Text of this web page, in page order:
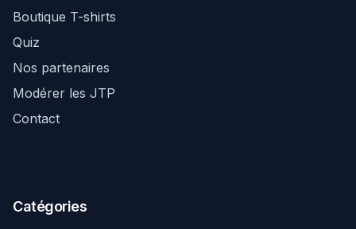
Boutique T-shirts
Quiz
Nos partenaires
Modérer les JTP
Contact
Catégories